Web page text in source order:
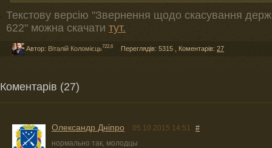
Текстову версію "Звернення щодо скасування
622" можна скачати тут.
Автор: Віталій Коломієць722,6 Переглядів: 5315 Коментарів: 27
Коментарів (27)
Олександр Дніпро 05.10.2015 14:51
#
нормально так, молодцы